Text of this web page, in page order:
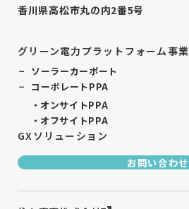
香川県高松市丸の内2番5号
グリーン電力プラットフォーム事業
ソーラーカーポート
コーポレートPPA
オンサイトPPA
オフサイトPPA
GXソリューション
お問い合わせ